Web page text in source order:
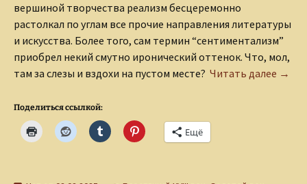
вершиной творчества реализм бесцеремонно
растолкал по углам все прочие направления литературы
и искусства. Более того, сам термин “сентиментализм”
приобрел некий смутно иронический оттенок. Что, мол,
там за слезы и вздохи на пустом месте? Читать далее →
Поделиться ссылкой:
Ещё